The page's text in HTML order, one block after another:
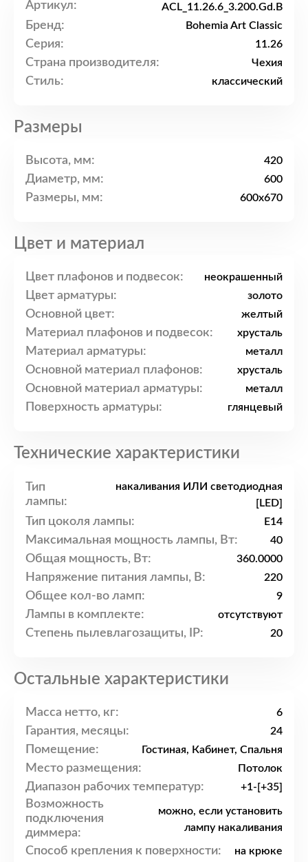
Артикул: ACL_11.26.6_3.200.Gd.B
Бренд: Bohemia Art Classic
Серия: 11.26
Страна производителя: Чехия
Стиль: классический
Размеры
Высота, мм: 420
Диаметр, мм: 600
Размеры, мм: 600x670
Цвет и материал
Цвет плафонов и подвесок: неокрашенный
Цвет арматуры: золото
Основной цвет: желтый
Материал плафонов и подвесок: хрусталь
Материал арматуры: металл
Основной материал плафонов: хрусталь
Основной материал арматуры: металл
Поверхность арматуры: глянцевый
Технические характеристики
Тип
лампы:
накаливания ИЛИ светодиодная
[LED]
Тип цоколя лампы: E14
Максимальная мощность лампы, Вт: 40
Общая мощность, Вт: 360.0000
Напряжение питания лампы, В: 220
Общее кол-во ламп: 9
Лампы в комплекте: отсутствуют
Степень пылевлагозащиты, IP: 20
Остальные характеристики
Масса нетто, кг: 6
Гарантия, месяцы: 24
Помещение: Гостиная, Кабинет, Спальня
Место размещения: Потолок
Диапазон рабочих температур: +1-[+35]
Возможность
подключения
диммера:
можно, если установить
лампу накаливания
Способ крепления к поверхности: на крюке